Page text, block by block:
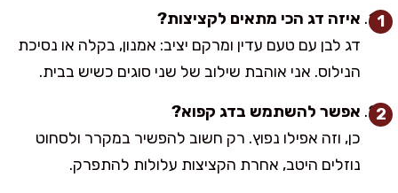
איזה דג הכי מתאים לקציצות?
דג לבן עם טעם עדין ומרקם יציב: אמנון, בקלה או נסיכת
הנילוס. אני אוהבת שילוב של שני סוגים כשיש בבית.
אפשר להשתמש בדג קפוא?
כן, וזה אפילו נפוץ. רק חשוב להפשיר במקרר ולסחוט
נוזלים היטב, אחרת הקציצות עלולות להתפרק.